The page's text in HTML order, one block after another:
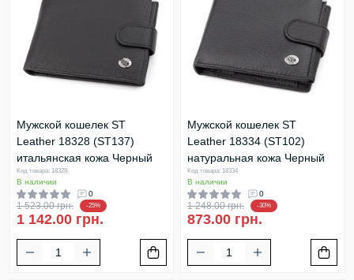
Мужской кошелек ST
Leather 18328 (ST137)
итальянская кожа Черный
Код товара: 18328
В наличии
0
1 523.00 грн. -25%
1 142.00 грн.
Мужской кошелек ST
Leather 18334 (ST102)
натуральная кожа Черный
Код товара: 18334
В наличии
0
1 248.00 грн. -30%
873.00 грн.